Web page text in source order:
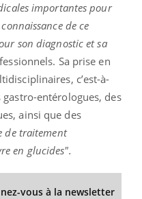
importantes pour
de ce
son diagnostic et sa
Sa prise en
c’est-à-
gastro-entérologues, des
ainsi que des
de traitement
en glucides".
vous à la newsletter